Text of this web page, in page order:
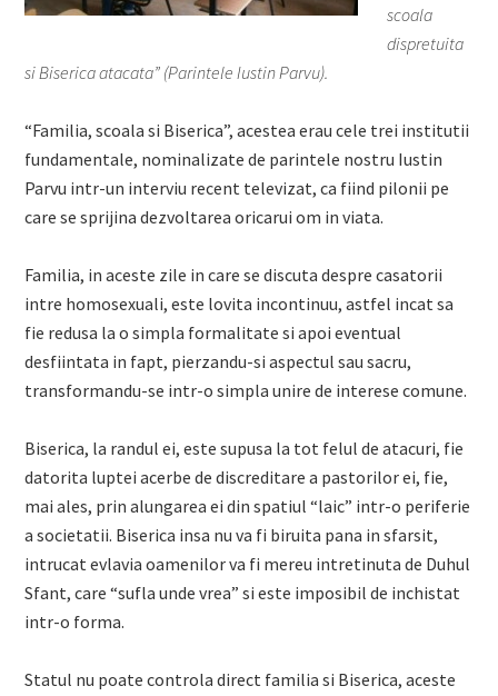
scoala
dispretuita
si Biserica atacata” (Parintele Iustin Parvu).
“Familia, scoala si Biserica”, acestea erau cele trei institutii
fundamentale, nominalizate de parintele nostru Iustin
Parvu intr-un interviu recent televizat, ca fiind pilonii pe
care se sprijina dezvoltarea oricarui om in viata.
Familia, in aceste zile in care se discuta despre casatorii
intre homosexuali, este lovita incontinuu, astfel incat sa
fie redusa la o simpla formalitate si apoi eventual
desfiintata in fapt, pierzandu-si aspectul sau sacru,
transformandu-se intr-o simpla unire de interese comune.
Biserica, la randul ei, este supusa la tot felul de atacuri, fie
datorita luptei acerbe de discreditare a pastorilor ei, fie,
mai ales, prin alungarea ei din spatiul “laic” intr-o periferie
a societatii. Biserica insa nu va fi biruita pana in sfarsit,
intrucat evlavia oamenilor va fi mereu intretinuta de Duhul
Sfant, care “sufla unde vrea” si este imposibil de inchistat
intr-o forma.
Statul nu poate controla direct familia si Biserica, aceste